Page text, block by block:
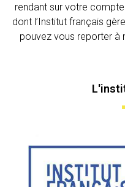
rendant sur votre
dont l’Institut français
pouvez vous reporter à